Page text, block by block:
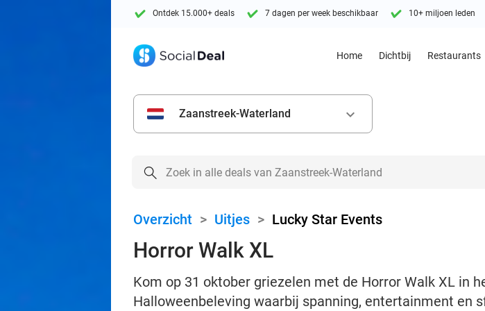
Ontdek 15.000+ deals 7 dagen per week beschikbaar 10+ miljoen leden
Home Dichtbij Restaurants
Zaanstreek-Waterland keyboard_arrow_down
Overzicht > Uitjes > Lucky Star Events
Horror Walk XL
Kom op 31 oktober griezelen met de Horror Walk XL in
Halloweenbeleving waarbij spanning, entertainment en